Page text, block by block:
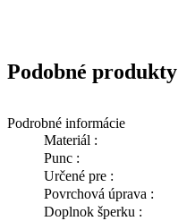
Podrobné informácie
Materiál :
Punc :
Určené pre :
Povrchová úprava :
Doplnok šperku :
Podobné produkty